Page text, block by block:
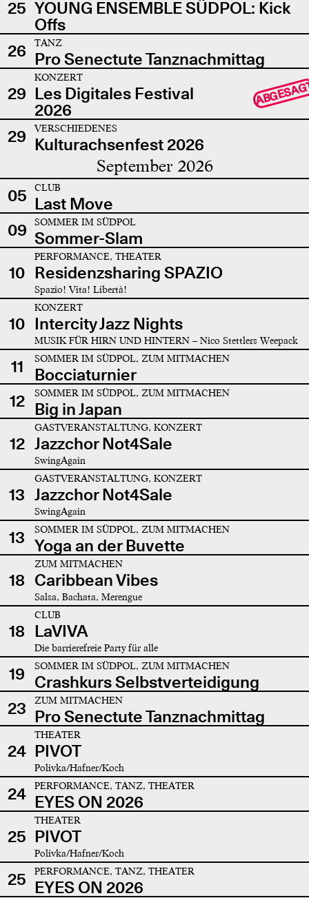
25 YOUNG ENSEMBLE SÜDPOL: Kick
Offs
26
TANZ
Pro Senectute Tanznachmittag
29
KONZERT
Les Digitales Festival
2026
29 VERSCHIEDENES
Kulturachsenfest 2026
September 2026
05 CLUB
Last Move
09
SOMMER IM SÜDPOL
Sommer-Slam
10
PERFORMANCE, THEATER
Residenzsharing SPAZIO
Spazio! Vita! Libertà!
10
KONZERT
Intercity Jazz Nights
MUSIK FÜR HIRN UND HINTERN – Nico Stettlers Weepack
11 SOMMER IM SÜDPOL, ZUM MITMACHEN
Bocciaturnier
12
SOMMER IM SÜDPOL, ZUM MITMACHEN
Big in Japan
12
GASTVERANSTALTUNG, KONZERT
Jazzchor Not4Sale
SwingAgain
13
GASTVERANSTALTUNG, KONZERT
Jazzchor Not4Sale
SwingAgain
13 SOMMER IM SÜDPOL, ZUM MITMACHEN
Yoga an der Buvette
18
ZUM MITMACHEN
Caribbean Vibes
Salsa, Bachata, Merengue
18
CLUB
LaVIVA
Die barrierefreie Party für alle
19 SOMMER IM SÜDPOL, ZUM MITMACHEN
Crashkurs Selbstverteidigung
23
ZUM MITMACHEN
Pro Senectute Tanznachmittag
24
THEATER
PIVOT
Polivka/Hafner/Koch
24 PERFORMANCE, TANZ, THEATER
EYES ON 2026
25
THEATER
PIVOT
Polivka/Hafner/Koch
25 PERFORMANCE, TANZ, THEATER
EYES ON 2026